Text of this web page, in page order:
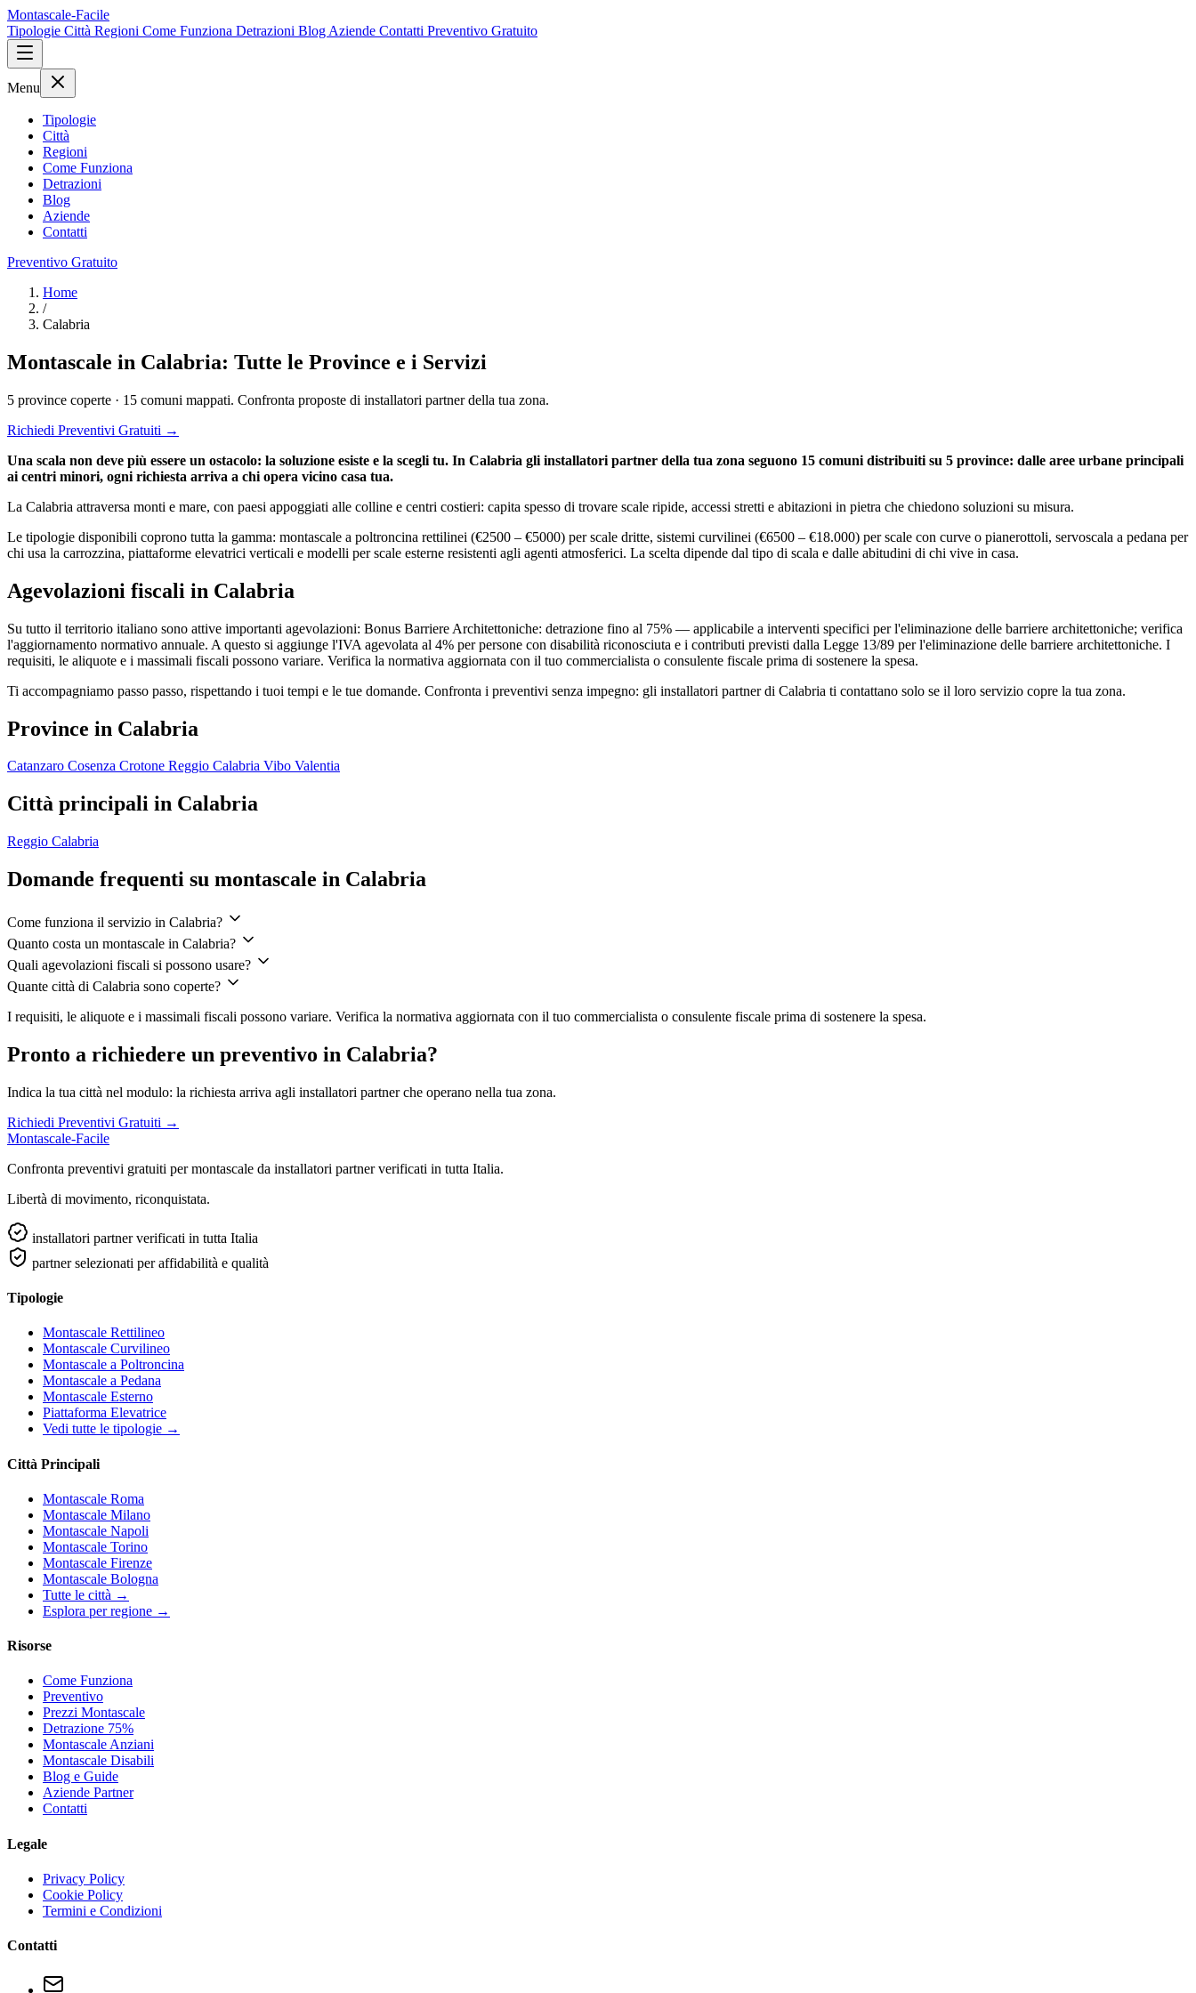
Montascale-Facile
Tipologie Città Regioni Come Funziona Detrazioni Blog Aziende Contatti Preventivo Gratuito
Menu
Tipologie
Città
Regioni
Come Funziona
Detrazioni
Blog
Aziende
Contatti
Preventivo Gratuito
Home
/
Calabria
Montascale in Calabria: Tutte le Province e i Servizi
5 province coperte · 15 comuni mappati. Confronta proposte di installatori partner della tua zona.
Richiedi Preventivi Gratuiti →
Una scala non deve più essere un ostacolo: la soluzione esiste e la scegli tu. In Calabria gli installatori partner della tua zona seguono 15 comuni distribuiti su 5 province: dalle aree urbane principali
ai centri minori, ogni richiesta arriva a chi opera vicino casa tua.
La Calabria attraversa monti e mare, con paesi appoggiati alle colline e centri costieri: capita spesso di trovare scale ripide, accessi stretti e abitazioni in pietra che chiedono soluzioni su misura.
Le tipologie disponibili coprono tutta la gamma: montascale a poltroncina rettilinei (€2500 – €5000) per scale dritte, sistemi curvilinei (€6500 – €18.000) per scale con curve o pianerottoli, servoscala a pedana per
chi usa la carrozzina, piattaforme elevatrici verticali e modelli per scale esterne resistenti agli agenti atmosferici. La scelta dipende dal tipo di scala e dalle abitudini di chi vive in casa.
Agevolazioni fiscali in Calabria
Su tutto il territorio italiano sono attive importanti agevolazioni: Bonus Barriere Architettoniche: detrazione fino al 75% — applicabile a interventi specifici per l'eliminazione delle barriere architettoniche; verifica
l'aggiornamento normativo annuale. A questo si aggiunge l'IVA agevolata al 4% per persone con disabilità riconosciuta e i contributi previsti dalla Legge 13/89 per l'eliminazione delle barriere architettoniche. I
requisiti, le aliquote e i massimali fiscali possono variare. Verifica la normativa aggiornata con il tuo commercialista o consulente fiscale prima di sostenere la spesa.
Ti accompagniamo passo passo, rispettando i tuoi tempi e le tue domande. Confronta i preventivi senza impegno: gli installatori partner di Calabria ti contattano solo se il loro servizio copre la tua zona.
Province in Calabria
Catanzaro Cosenza Crotone Reggio Calabria Vibo Valentia
Città principali in Calabria
Reggio Calabria
Domande frequenti su montascale in Calabria
Come funziona il servizio in Calabria?
Quanto costa un montascale in Calabria?
Quali agevolazioni fiscali si possono usare?
Quante città di Calabria sono coperte?
I requisiti, le aliquote e i massimali fiscali possono variare. Verifica la normativa aggiornata con il tuo commercialista o consulente fiscale prima di sostenere la spesa.
Pronto a richiedere un preventivo in Calabria?
Indica la tua città nel modulo: la richiesta arriva agli installatori partner che operano nella tua zona.
Richiedi Preventivi Gratuiti →
Montascale-Facile
Confronta preventivi gratuiti per montascale da installatori partner verificati in tutta Italia.
Libertà di movimento, riconquistata.
installatori partner verificati in tutta Italia
partner selezionati per affidabilità e qualità
Tipologie
Montascale Rettilineo
Montascale Curvilineo
Montascale a Poltroncina
Montascale a Pedana
Montascale Esterno
Piattaforma Elevatrice
Vedi tutte le tipologie →
Città Principali
Montascale Roma
Montascale Milano
Montascale Napoli
Montascale Torino
Montascale Firenze
Montascale Bologna
Tutte le città →
Esplora per regione →
Risorse
Come Funziona
Preventivo
Prezzi Montascale
Detrazione 75%
Montascale Anziani
Montascale Disabili
Blog e Guide
Aziende Partner
Contatti
Legale
Privacy Policy
Cookie Policy
Termini e Condizioni
Contatti